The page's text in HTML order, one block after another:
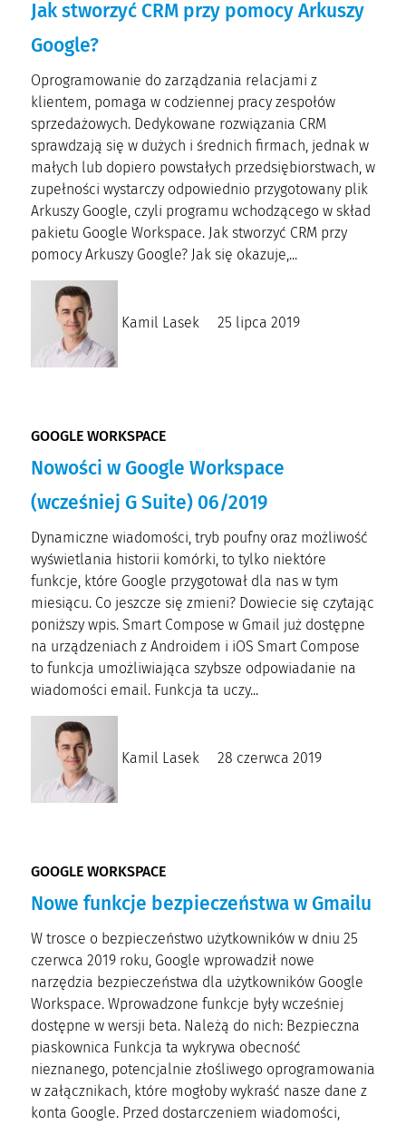
Jak stworzyć CRM przy pomocy Arkuszy
Google?
Oprogramowanie do zarządzania relacjami z
klientem, pomaga w codziennej pracy zespołów
sprzedażowych. Dedykowane rozwiązania CRM
sprawdzają się w dużych i średnich firmach, jednak w
małych lub dopiero powstałych przedsiębiorstwach, w
zupełności wystarczy odpowiednio przygotowany plik
Arkuszy Google, czyli programu wchodzącego w skład
pakietu Google Workspace. Jak stworzyć CRM przy
pomocy Arkuszy Google? Jak się okazuje,...
Kamil Lasek 25 lipca 2019
GOOGLE WORKSPACE
Nowości w Google Workspace
(wcześniej G Suite) 06/2019
Dynamiczne wiadomości, tryb poufny oraz możliwość
wyświetlania historii komórki, to tylko niektóre
funkcje, które Google przygotował dla nas w tym
miesiącu. Co jeszcze się zmieni? Dowiecie się czytając
poniższy wpis. Smart Compose w Gmail już dostępne
na urządzeniach z Androidem i iOS Smart Compose
to funkcja umożliwiająca szybsze odpowiadanie na
wiadomości email. Funkcja ta uczy...
Kamil Lasek 28 czerwca 2019
GOOGLE WORKSPACE
Nowe funkcje bezpieczeństwa w Gmailu
W trosce o bezpieczeństwo użytkowników w dniu 25
czerwca 2019 roku, Google wprowadził nowe
narzędzia bezpieczeństwa dla użytkowników Google
Workspace. Wprowadzone funkcje były wcześniej
dostępne w wersji beta. Należą do nich: Bezpieczna
piaskownica Funkcja ta wykrywa obecność
nieznanego, potencjalnie złośliwego oprogramowania
w załącznikach, które mogłoby wykraść nasze dane z
konta Google. Przed dostarczeniem wiadomości,